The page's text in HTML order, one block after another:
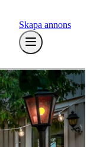
Skapa annons